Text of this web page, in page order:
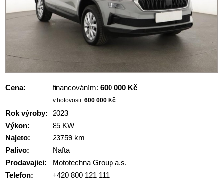
Cena: financováním: 600 000 Kč
v hotovosti: 600 000 Kč
Rok výroby:
2023
Výkon:
85 KW
Najeto:
23759 km
Palivo:
Nafta
Prodavajici:
Mototechna Group a.s.
Telefon:
+420 800 121 111